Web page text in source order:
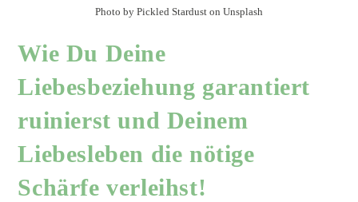
Photo by Pickled Stardust on Unsplash
Wie Du Deine
Liebesbeziehung garantiert
ruinierst und Deinem
Liebesleben die nötige
Schärfe verleihst!